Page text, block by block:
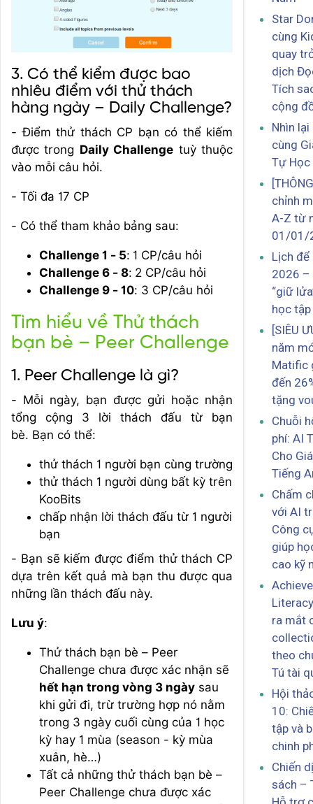
3. Có thể kiểm được bao
nhiêu điểm với thử thách
hàng ngày – Daily Challenge?
- Điểm thử thách CP bạn có thể kiếm
được trong Daily Challenge tuỳ thuộc
vào mỗi câu hỏi.
- Tối đa 17 CP
- Có thể tham khảo bảng sau:
Challenge 1 - 5: 1 CP/câu hỏi
Challenge 6 - 8: 2 CP/câu hỏi
Challenge 9 - 10: 3 CP/câu hỏi
Tìm hiểu về Thử thách
bạn bè – Peer Challenge
1. Peer Challenge là gì?
- Mỗi ngày, bạn được gửi hoặc nhận
tổng cộng 3 lời thách đấu từ bạn
bè. Bạn có thể:
thử thách 1 người bạn cùng trường
thử thách 1 người dùng bất kỳ trên
KooBits
chấp nhận lời thách đấu từ 1 người
bạn
- Bạn sẽ kiếm được điểm thử thách CP
dựa trên kết quả mà bạn thu được qua
những lần thách đấu này.
Lưu ý:
Thử thách bạn bè – Peer
Challenge chưa được xác nhận sẽ
hết hạn trong vòng 3 ngày sau
khi gửi đi, trừ trường hợp nó nằm
trong 3 ngày cuối cùng của 1 học
kỳ hay 1 mùa (season - kỳ mùa
xuân, hè…)
Tất cả những thử thách bạn bè –
Peer Challenge chưa được xác
Star
cùng
quay
dịch
Tích
cộng
Nhìn
cùng
Tự Học
chỉnh
A-Z từ
01/01/
Lịch để
2026 –
“giữ
học tập
[SIÊU
năm
Matific
đến
tặng
Chuỗi
phí: AI
Cho
Tiếng
Chấm
với AI
Công
giúp
cao kỹ
ra mắt
theo
Tú tài
Hội
10:
tập và
chinh
Chiến
sách –